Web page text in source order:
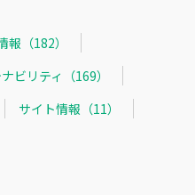
報（182）
ビリティ（169）
サイト情報（11）